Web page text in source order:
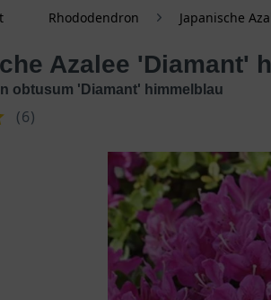
Rhododendron Japanische
Azalee 'Diamant'
obtusum 'Diamant' himmelblau
(6)